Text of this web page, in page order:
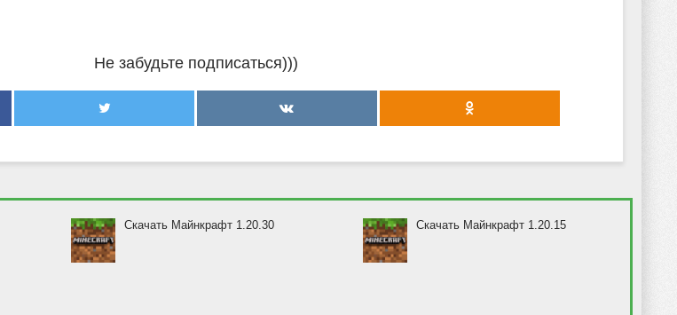
Не забудьте подписаться)))
Скачать Майнкрафт 1.20.30 Скачать Майнкрафт 1.20.15